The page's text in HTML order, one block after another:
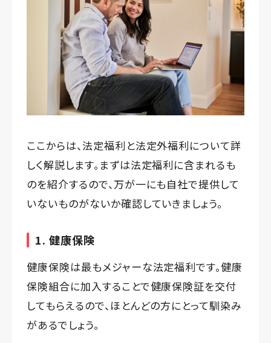
ここからは、法定福利と法定外福利について詳
しく解説します。まずは法定福利に含まれるも
のを紹介するので、万が一にも自社で提供して
いないものがないか確認していきましょう。
1. 健康保険
健康保険は最もメジャーな法定福利です。健康
保険組合に加入することで健康保険証を交付
してもらえるので、ほとんどの方にとって馴染み
があるでしょう。